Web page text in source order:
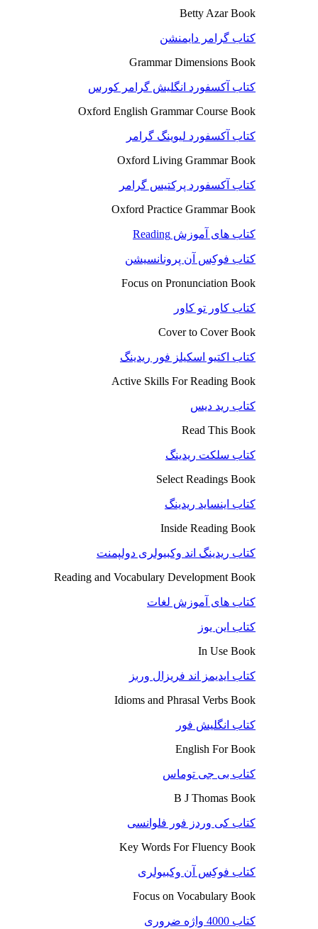
Betty Azar Book
کتاب گرامر دایمنشن
Grammar Dimensions Book
کتاب آکسفورد انگلیش گرامر کورس
Oxford English Grammar Course Book
کتاب آکسفورد لیوینگ گرامر
Oxford Living Grammar Book
کتاب آکسفورد پرکتیس گرامر
Oxford Practice Grammar Book
کتاب های آموزش Reading
کتاب فوکِس آن پرونانسیشن
Focus on Pronunciation Book
کتاب کاور تو کاور
Cover to Cover Book
کتاب اکتیو اسکیلز فور ریدینگ
Active Skills For Reading Book
کتاب رید دیس
Read This Book
کتاب سلکت ریدینگ
Select Readings Book
کتاب اینساید ریدینگ
Inside Reading Book
کتاب ریدینگ اند وکبیولری دولپمنت
Reading and Vocabulary Development Book
کتاب های آموزش لغات
کتاب این یوز
In Use Book
کتاب ایدیمز اند فریزال وربز
Idioms and Phrasal Verbs Book
کتاب انگلیش فور
English For Book
کتاب بی جی توماس
B J Thomas Book
کتاب کی وردز فور فلوانسی
Key Words For Fluency Book
کتاب فوکِس آن وکبیولری
Focus on Vocabulary Book
کتاب 4000 واژه ضروری